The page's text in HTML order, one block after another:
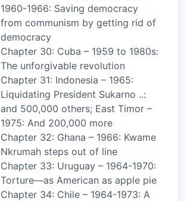
1960-1966: Saving democracy
from communism by getting rid of
democracy
Chapter 30: Cuba – 1959 to 1980s:
The unforgivable revolution
Chapter 31: Indonesia – 1965:
Liquidating President Sukarno ..:
and 500,000 others; East Timor –
1975: And 200,000 more
Chapter 32: Ghana – 1966: Kwame
Nkrumah steps out of line
Chapter 33: Uruguay – 1964-1970:
Torture—as American as apple pie
Chapter 34: Chile – 1964-1973: A